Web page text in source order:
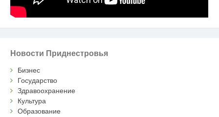
Новости Приднестровья
Бизнес
Государство
Здравоохранение
Культура
Образование